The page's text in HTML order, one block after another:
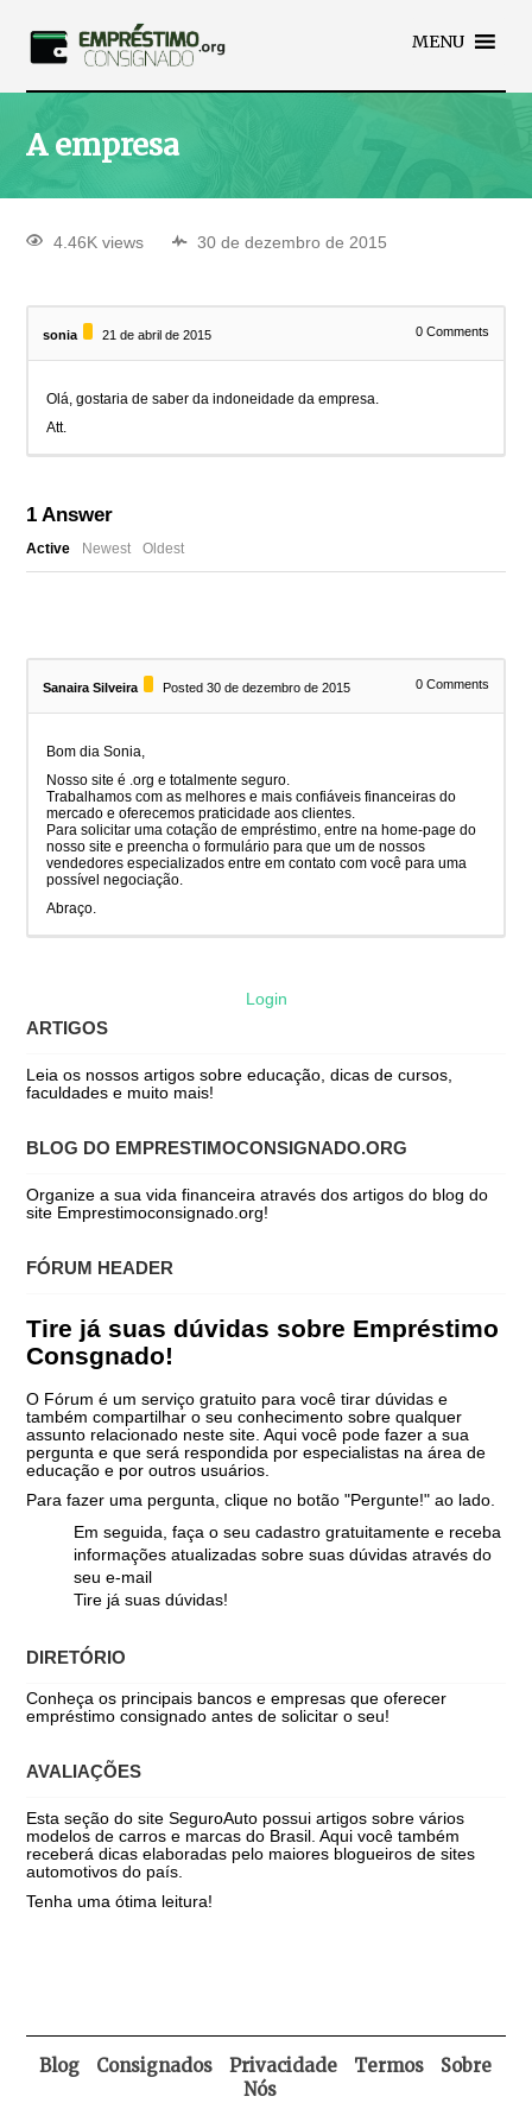
MENU
A empresa
4.46K views 30 de dezembro de 2015
sonia 21 de abril de 2015 0Comments
Olá, gostaria de saber da indoneidade da empresa.
Att.
1 Answer
Active Newest Oldest
Sanaira Silveira Posted 30 de dezembro de 2015 0Comments
Bom dia Sonia,
Nosso site é .org e totalmente seguro.
Trabalhamos com as melhores e mais confiáveis financeiras do
mercado e oferecemos praticidade aos clientes.
Para solicitar uma cotação de empréstimo, entre na home-page do
nosso site e preencha o formulário para que um de nossos
vendedores especializados entre em contato com você para uma
possível negociação.
Abraço.
Login
ARTIGOS
Leia os nossos artigos sobre educação, dicas de cursos,
faculdades e muito mais!
BLOG DO EMPRESTIMOCONSIGNADO.ORG
Organize a sua vida financeira através dos artigos do blog do
site Emprestimoconsignado.org!
FÓRUM HEADER
Tire já suas dúvidas sobre Empréstimo
Consgnado!
O Fórum é um serviço gratuito para você tirar dúvidas e
também compartilhar o seu conhecimento sobre qualquer
assunto relacionado neste site. Aqui você pode fazer a sua
pergunta e que será respondida por especialistas na área de
educação e por outros usuários.
Para fazer uma pergunta, clique no botão "Pergunte!" ao lado.
Em seguida, faça o seu cadastro gratuitamente e receba
informações atualizadas sobre suas dúvidas através do
seu e-mail
Tire já suas dúvidas!
DIRETÓRIO
Conheça os principais bancos e empresas que oferecer
empréstimo consignado antes de solicitar o seu!
AVALIAÇÕES
Esta seção do site SeguroAuto possui artigos sobre vários
modelos de carros e marcas do Brasil. Aqui você também
receberá dicas elaboradas pelo maiores blogueiros de sites
automotivos do país.
Tenha uma ótima leitura!
Blog Consignados Privacidade Termos
Sobre
Nós